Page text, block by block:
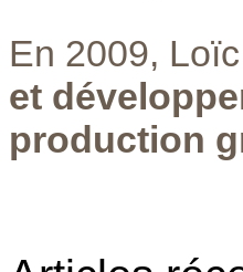
En 2009,
et
production